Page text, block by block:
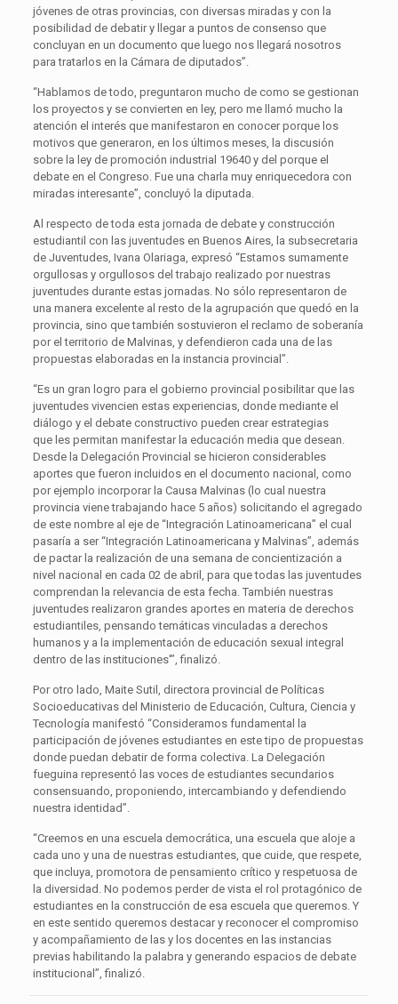
jóvenes de otras provincias, con diversas miradas y con la
posibilidad de debatir y llegar a puntos de consenso que
concluyan en un documento que luego nos llegará nosotros
para tratarlos en la Cámara de diputados”.
“Hablamos de todo, preguntaron mucho de como se gestionan
los proyectos y se convierten en ley, pero me llamó mucho la
atención el interés que manifestaron en conocer porque los
motivos que generaron, en los últimos meses, la discusión
sobre la ley de promoción industrial 19640 y del porque el
debate en el Congreso. Fue una charla muy enriquecedora con
miradas interesante”, concluyó la diputada.
Al respecto de toda esta jornada de debate y construcción
estudiantil con las juventudes en Buenos Aires, la subsecretaria
de Juventudes, Ivana Olariaga, expresó “Estamos sumamente
orgullosas y orgullosos del trabajo realizado por nuestras
juventudes durante estas jornadas. No sólo representaron de
una manera excelente al resto de la agrupación que quedó en la
provincia, sino que también sostuvieron el reclamo de soberanía
por el territorio de Malvinas, y defendieron cada una de las
propuestas elaboradas en la instancia provincial”.
“Es un gran logro para el gobierno provincial posibilitar que las
juventudes vivencien estas experiencias, donde mediante el
diálogo y el debate constructivo pueden crear estrategias
que les permitan manifestar la educación media que desean.
Desde la Delegación Provincial se hicieron considerables
aportes que fueron incluidos en el documento nacional, como
por ejemplo incorporar la Causa Malvinas (lo cual nuestra
provincia viene trabajando hace 5 años) solicitando el agregado
de este nombre al eje de “Integración Latinoamericana” el cual
pasaría a ser “Integración Latinoamericana y Malvinas”, además
de pactar la realización de una semana de concientización a
nivel nacional en cada 02 de abril, para que todas las juventudes
comprendan la relevancia de esta fecha. También nuestras
juventudes realizaron grandes aportes en materia de derechos
estudiantiles, pensando temáticas vinculadas a derechos
humanos y a la implementación de educación sexual integral
dentro de las instituciones'”, finalizó.
Por otro lado, Maite Sutil, directora provincial de Políticas
Socioeducativas del Ministerio de Educación, Cultura, Ciencia y
Tecnología manifestó “Consideramos fundamental la
participación de jóvenes estudiantes en este tipo de propuestas
donde puedan debatir de forma colectiva. La Delegación
fueguina representó las voces de estudiantes secundarios
consensuando, proponiendo, intercambiando y defendiendo
nuestra identidad”.
“Creemos en una escuela democrática, una escuela que aloje a
cada uno y una de nuestras estudiantes, que cuide, que respete,
que incluya, promotora de pensamiento crítico y respetuosa de
la diversidad. No podemos perder de vista el rol protagónico de
estudiantes en la construcción de esa escuela que queremos. Y
en este sentido queremos destacar y reconocer el compromiso
y acompañamiento de las y los docentes en las instancias
previas habilitando la palabra y generando espacios de debate
institucional”, finalizó.